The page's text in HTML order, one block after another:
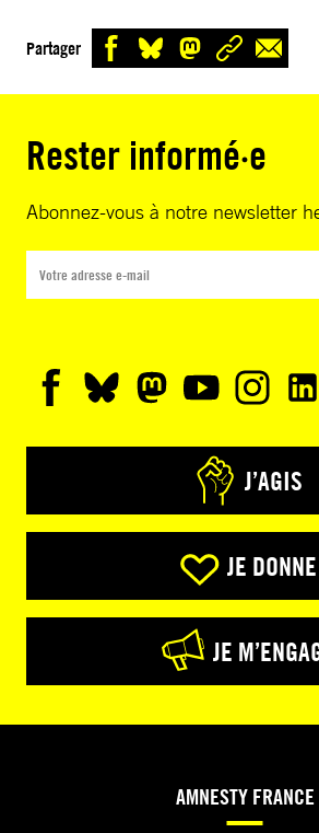
Partager
Rester informé·e
Abonnez-vous à notre newsletter
J’AGIS
JE DONNE
JE
AMNESTY FRANCE